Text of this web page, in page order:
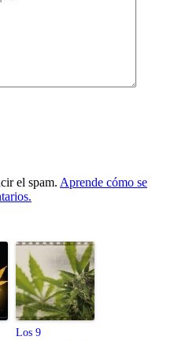
el spam. Aprende cómo se
Los 9